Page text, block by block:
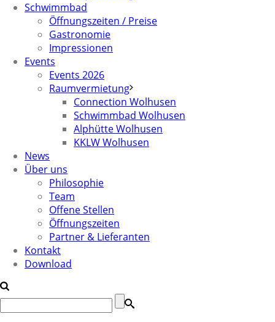
Schwimmbad
Öffnungszeiten / Preise
Gastronomie
Impressionen
Events
Events 2026
Raumvermietung
Connection Wolhusen
Schwimmbad Wolhusen
Alphütte Wolhusen
KKLW Wolhusen
News
Über uns
Philosophie
Team
Offene Stellen
Öffnungszeiten
Partner & Lieferanten
Kontakt
Download